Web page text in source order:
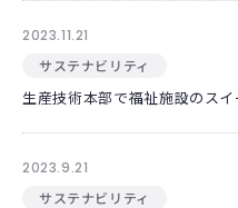
2023.11.21
サステナビリティ
生産技術本部で福祉施設のス
2023.9.21
サステナビリティ